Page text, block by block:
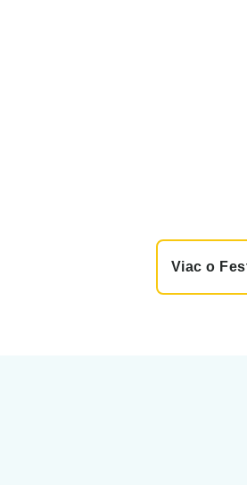
Viac o